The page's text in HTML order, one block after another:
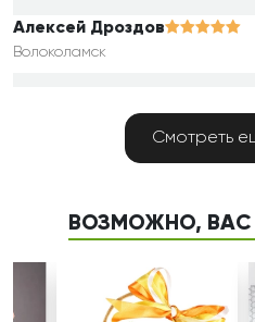
Алексей Дроздов
Волоколамск
прошло супер! Как все
России тоже умеют
Самара
Доставку оформляла из
огромное Вашей
Смотреть
ВОЗМОЖНО, ВАС